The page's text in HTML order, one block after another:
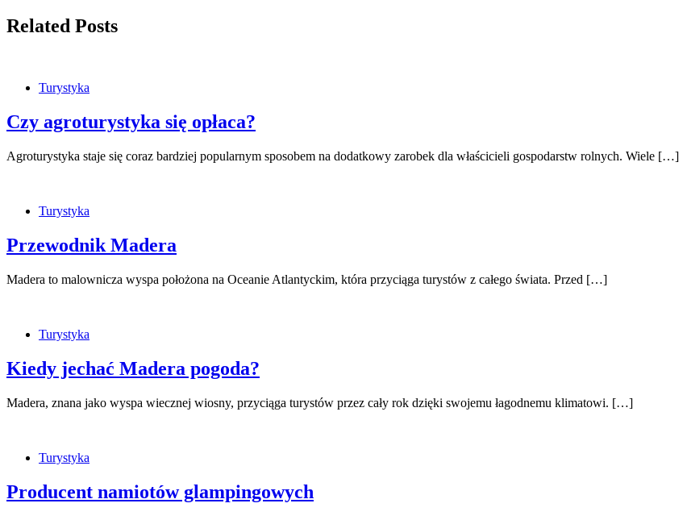
Related Posts
Turystyka
Czy agroturystyka się opłaca?
Agroturystyka staje się coraz bardziej popularnym sposobem na dodatkowy zarobek dla właścicieli gospodarstw rolnych. Wiele […]
Turystyka
Przewodnik Madera
Madera to malownicza wyspa położona na Oceanie Atlantyckim, która przyciąga turystów z całego świata. Przed […]
Turystyka
Kiedy jechać Madera pogoda?
Madera, znana jako wyspa wiecznej wiosny, przyciąga turystów przez cały rok dzięki swojemu łagodnemu klimatowi. […]
Turystyka
Producent namiotów glampingowych